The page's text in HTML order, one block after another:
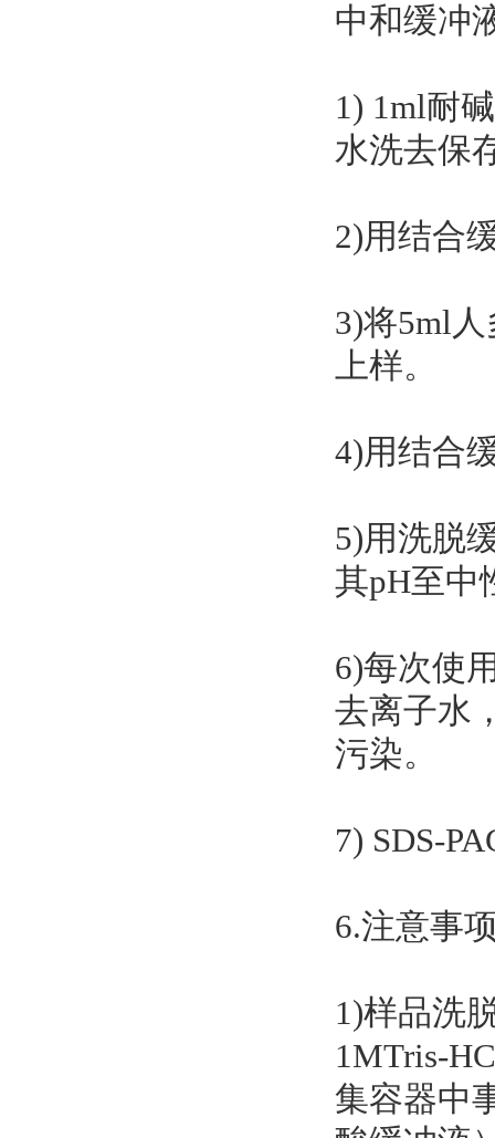
中和缓冲
1) 1ml耐
水洗去保
2)用结合
3)将5ml
上样。
4)用结合
5)用洗脱
其pH至中
6)每次使
去离子水
污染。
7) SDS-
6.注意事
1)样品洗
1MTris-
集容器中